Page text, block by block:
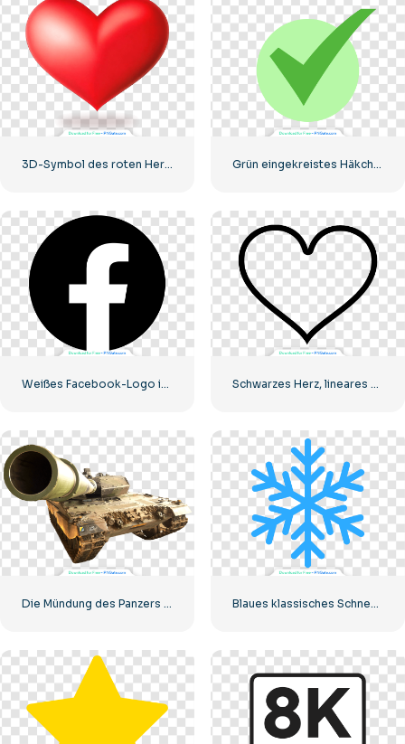
Weißes Facebook-Logo in einem schwarzen Kreis Schwarzes Herz, lineares Symbol – 1
Die Mündung des Panzers starrt in die Kamera Blaues klassisches Schneeflocken-Symbol